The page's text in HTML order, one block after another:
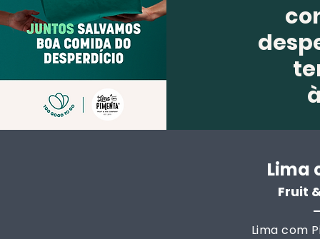
Lima
Fruit
Lima com